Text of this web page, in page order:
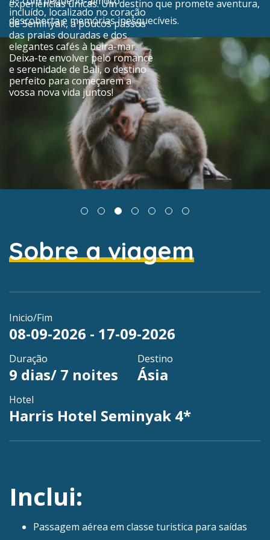
incluído, localizado no coração
de Seminyak, a poucos passos
das praias douradas e dos
elegantes cafés à beira-mar.
Deixa-te envolver pelo romance
e serenidade de Bali, o destino
perfeito para começarem a
vossa nova vida juntos!
experiências únicas. Um destino que promete aventura,
descoberta e memórias inesquecíveis.
Sobre a viagem
Inicio/Fim
08-09-2026 - 17-09-2026
Duração
9 dias/ 7 noites
Destino
Ásia
Hotel
Harris Hotel Seminyak 4*
Inclui:
Passagem aérea em classe turistica para saídas